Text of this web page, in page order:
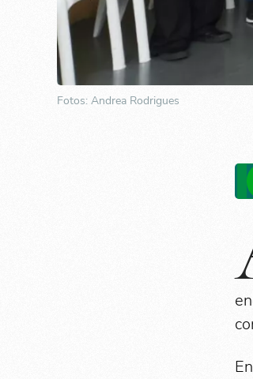
Fotos: Andrea Rodrigues